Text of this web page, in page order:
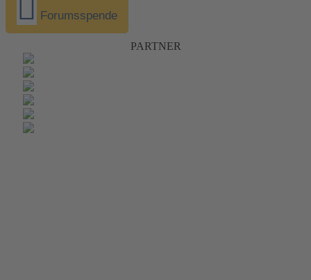
Forumsspende
PARTNER